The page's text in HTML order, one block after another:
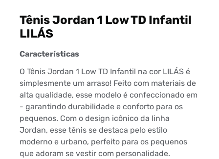
Tênis Jordan 1 Low TD Infantil
LILÁS
Características
O Tênis Jordan 1 Low TD Infantil na cor LILÁS é
simplesmente um arraso! Feito com materiais de
alta qualidade, esse modelo é confeccionado em
- garantindo durabilidade e conforto para os
pequenos. Com o design icônico da linha
Jordan, esse tênis se destaca pelo estilo
moderno e urbano, perfeito para os pequenos
que adoram se vestir com personalidade.